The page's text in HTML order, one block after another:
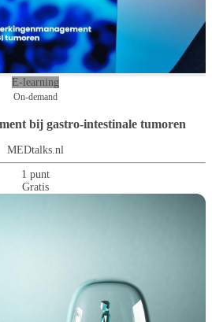
E-learning
On-demand
bij gastro-intestinale tumoren
MEDtalks.nl
1 punt
Gratis